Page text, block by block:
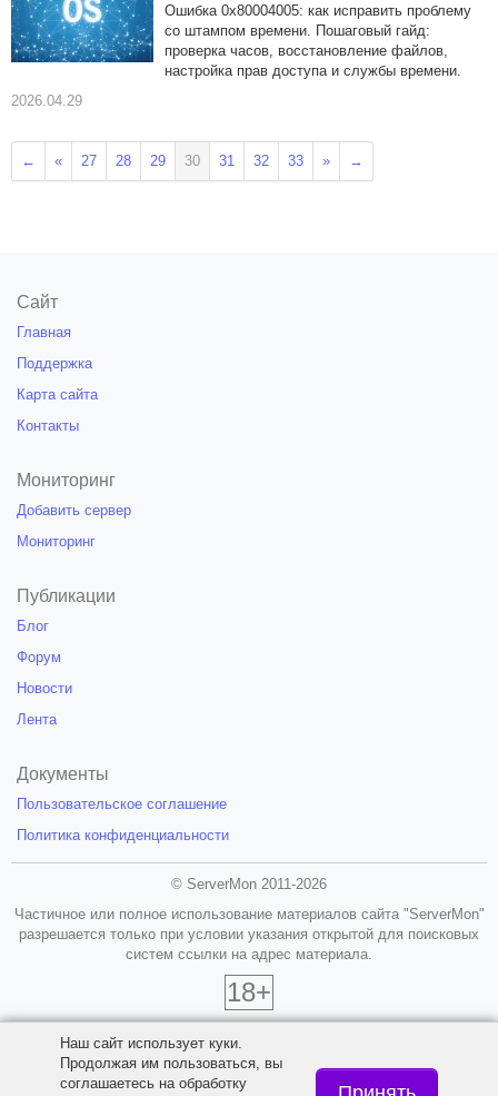
Ошибка 0x80004005: как исправить проблему
со штампом времени. Пошаговый гайд:
проверка часов, восстановление файлов,
настройка прав доступа и службы времени.
2026.04.29
← « 27 28 29 30 31 32 33 » →
Сайт
Главная
Поддержка
Карта сайта
Контакты
Мониторинг
Добавить сервер
Мониторинг
Публикации
Блог
Форум
Новости
Лента
Документы
Пользовательское соглашение
Политика конфиденциальности
© ServerMon 2011-2026
Частичное или полное использование материалов сайта "ServerMon"
разрешается только при условии указания открытой для поисковых
систем ссылки на адрес материала.
18+
Наш сайт использует куки.
Продолжая им пользоваться, вы
соглашаетесь на обработку